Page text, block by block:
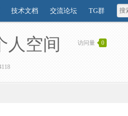
技术文档 交流论坛 TG群
人空间 访问量 0